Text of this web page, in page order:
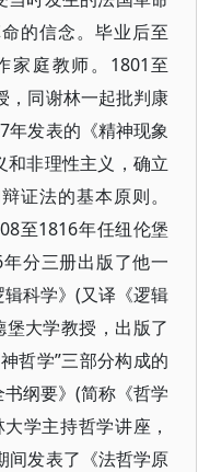
的信念。毕业后至
家庭教师。1801至
，同谢林一起批判康
年发表的《精神现象
非理性主义，确立
证法的基本原则。
至1816年任纽伦堡
分三册出版了他一
科学》(又译《逻辑
大学教授，出版了
哲学”三部分构成的
纲要》(简称《哲学
学主持哲学讲座，
间发表了《法哲学原